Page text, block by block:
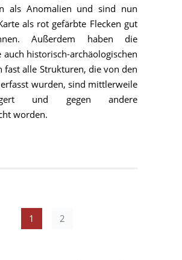
als Anomalien und sind nun
als rot gefärbte Flecken gut
Außerdem haben die
auch historisch-archäologischen
fast alle Strukturen, die von den
wurden, sind mittlerweile
und gegen andere
worden.
1 2